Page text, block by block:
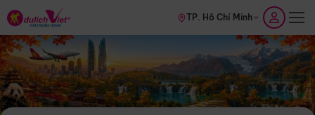
TP. Hồ Chí Minh